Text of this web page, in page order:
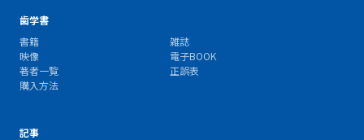
歯学書
書籍
雑誌
映像
電子BOOK
著者一覧
正誤表
購入方法
記事